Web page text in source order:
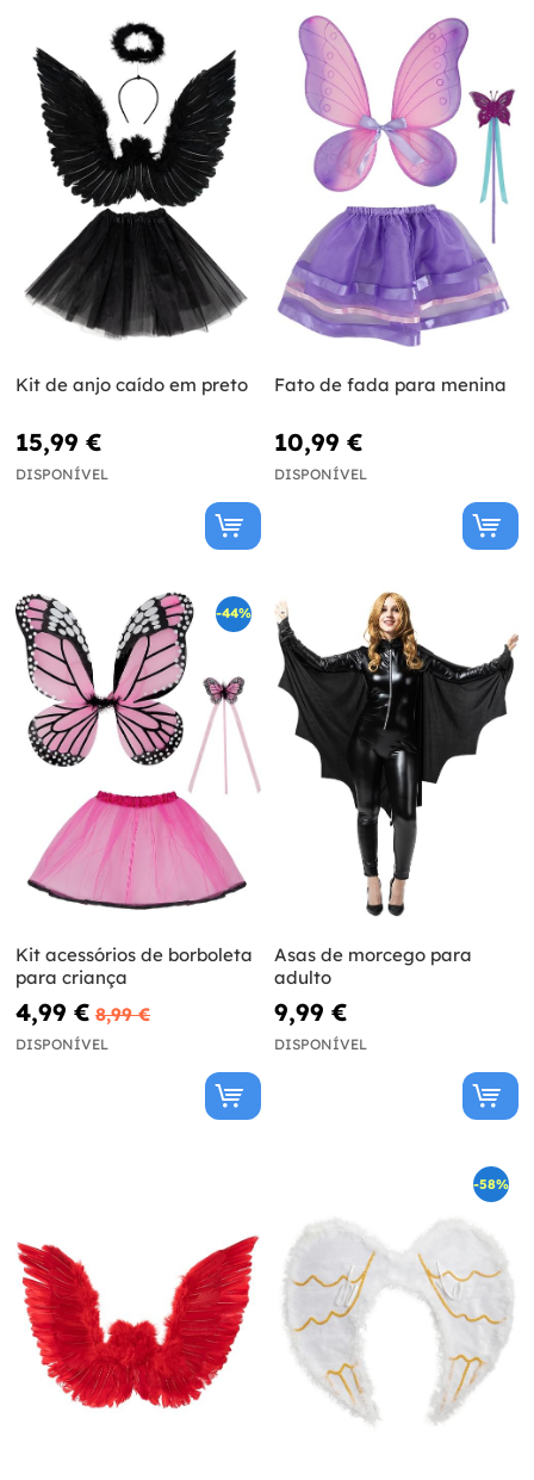
Kit de anjo caído em preto
15,99 €
DISPONÍVEL
Fato de fada para menina
10,99 €
DISPONÍVEL
-44%
Kit acessórios de borboleta
para criança
4,99 € 8,99 €
DISPONÍVEL
Asas de morcego para
adulto
9,99 €
DISPONÍVEL
-58%